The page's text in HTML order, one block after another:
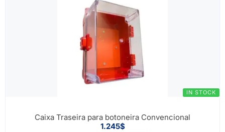
IN STOCK
Caixa Traseira para botoneira Convencional
1.245$